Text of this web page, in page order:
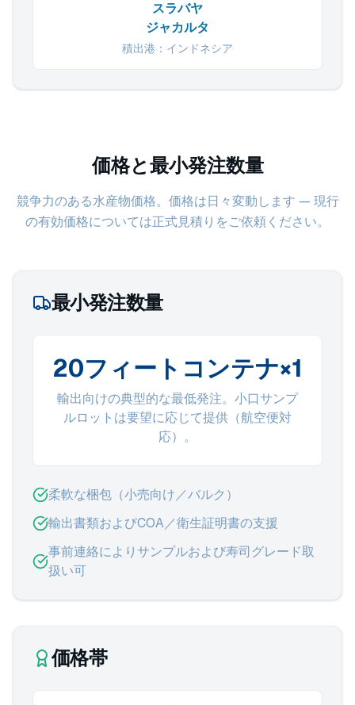
スラバヤ
ジャカルタ
積出港：インドネシア
価格と最小発注数量
競争力のある水産物価格。価格は日々変動します — 現行
の有効価格については正式見積りをご依頼ください。
最小発注数量
20フィートコンテナ×1
輸出向けの典型的な最低発注。小口サンプ
ルロットは要望に応じて提供（航空便対
応）。
柔軟な梱包（小売向け／バルク）
輸出書類およびCOA／衛生証明書の支援
事前連絡によりサンプルおよび寿司グレード取
扱い可
価格帯